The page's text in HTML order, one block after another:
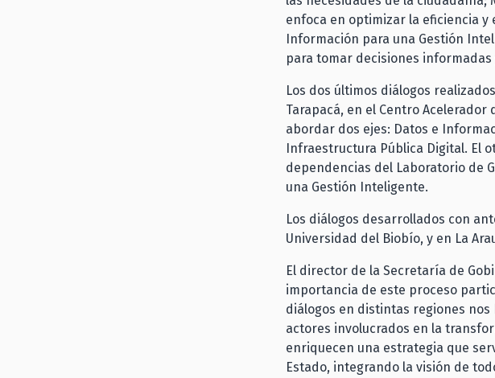
enfoca en optimizar la eficiencia
Información para una Gestión
para tomar decisiones informadas
Los dos últimos diálogos
Tarapacá, en el Centro Acelerador
abordar dos ejes: Datos e
Infraestructura Pública Digital. El
dependencias del Laboratorio de
una Gestión Inteligente.
Los diálogos desarrollados con
Universidad del Biobío, y en La
El director de la Secretaría de
importancia de este proceso
diálogos en distintas regiones
actores involucrados en la
enriquecen una estrategia que
Estado, integrando la visión de